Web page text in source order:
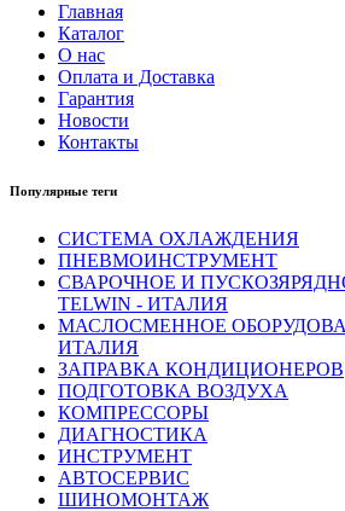
Главная
Каталог
О нас
Оплата и Доставка
Гарантия
Новости
Контакты
Популярные теги
СИСТЕМА ОХЛАЖДЕНИЯ
ПНЕВМОИНСТРУМЕНТ
СВАРОЧНОЕ И
TELWIN - ИТАЛИЯ
МАСЛОСМЕННОЕ
ИТАЛИЯ
ЗАПРАВКА КОНДИЦИОНЕРОВ
ПОДГОТОВКА ВОЗДУХА
КОМПРЕССОРЫ
ДИАГНОСТИКА
ИНСТРУМЕНТ
АВТОСЕРВИС
ШИНОМОНТАЖ